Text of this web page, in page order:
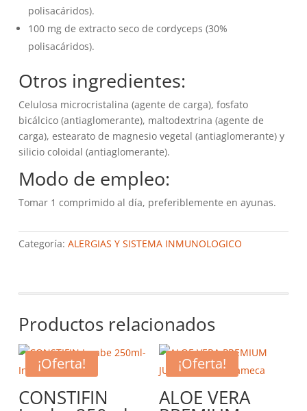
polisacáridos).
100 mg de extracto seco de cordyceps (30%
polisacáridos).
Otros ingredientes:
Celulosa microcristalina (agente de carga), fosfato
bicálcico (antiaglomerante), maltodextrina (agente de
carga), estearato de magnesio vegetal (antiaglomerante) y
silicio coloidal (antiaglomerante).
Modo de empleo:
Tomar 1 comprimido al día, preferiblemente en ayunas.
Categoría: ALERGIAS Y SISTEMA INMUNOLOGICO
Productos relacionados
¡Oferta!
CONSTIFIN
¡Oferta!
ALOE VERA